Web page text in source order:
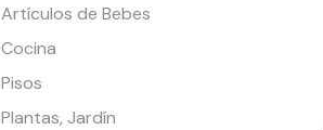
Artículos de Bebes
Cocina
Pisos
Plantas, Jardín